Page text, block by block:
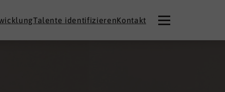
Talente identifizierenKontakt